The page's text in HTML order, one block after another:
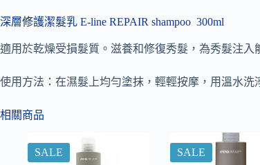
深層修護潔髮乳 E-line REPAIR shampoo 300ml
適用於乾燥受損髮質。滋養和修復秀髮，為秀髮注入
使用方法：在濕髮上均勻塗抹，輕輕按摩，用溫水洗
相關商品
SALE SALE